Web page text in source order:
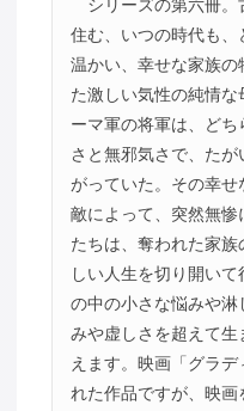
シリーズの第六冊
住む、いつの時代も
温かい、幸せな家族の
た激しい気性の純情
ーマ軍の将軍は、ど
さと無邪気さで、た
がっていた。その幸
敵によって、突然無
たちは、奪われた家
しい人生を切り開い
の中の小さな悩みや淋
みや虚しさを超えて
えます。映画「グラ
れた作品ですが、映